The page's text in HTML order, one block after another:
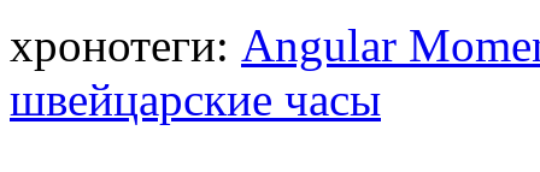
хронотеги: Angular
швейцарские часы